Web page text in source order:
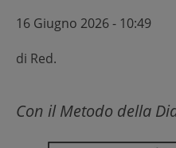
16 Giugno 2026 - 10:49
di Red.
Con il Metodo della